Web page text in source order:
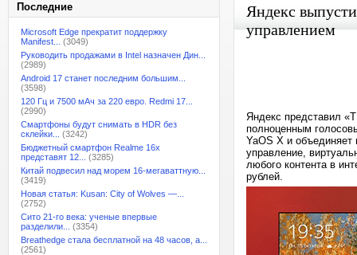
Последние
Microsoft Edge прекратит поддержку
Manifest...
(3049)
Руководить продажами в Intel назначен Дин...
(2989)
Android 17 станет последним большим...
(3598)
120 Гц и 7500 мАч за 220 евро. Redmi 17...
(2990)
Смартфоны будут снимать в HDR без
склейки...
(3242)
Бюджетный смартфон Realme 16x
представят 12...
(3285)
Китай подвесил над морем 16-мегаваттную...
(3419)
Новая статья: Kusan: City of Wolves —...
(2752)
Сито 21-го века: ученые впервые
разделили...
(3354)
Breathedge стала бесплатной на 48 часов, а...
(2561)
Яндекс
управлением
Яндекс представил
полноценным
YaOS X и
управление,
любого контента в
рублей.